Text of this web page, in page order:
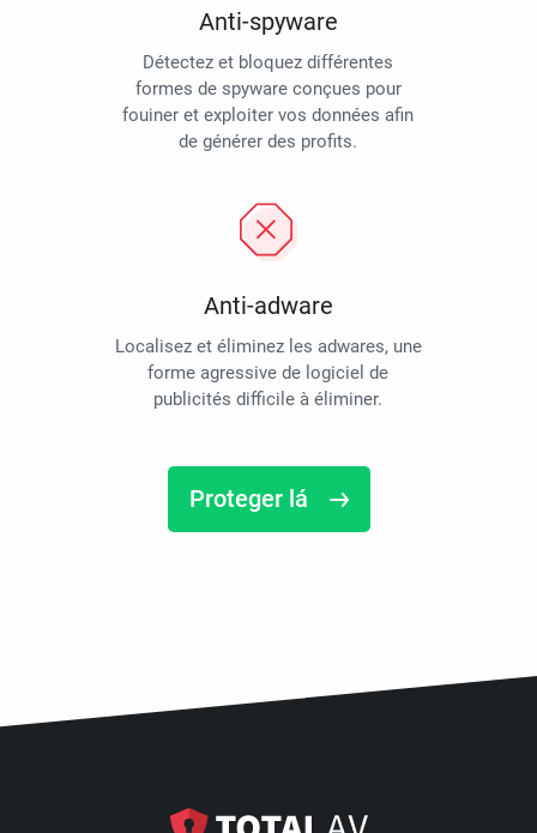
Anti-spyware
Détectez et bloquez différentes
formes de spyware conçues pour
fouiner et exploiter vos données afin
de générer des profits.
Anti-adware
Localisez et éliminez les adwares, une
forme agressive de logiciel de
publicités difficile à éliminer.
Proteger lá